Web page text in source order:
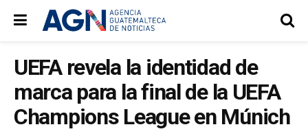
UEFA revela la identidad de
marca para la final de la UEFA
Champions League en Múnich